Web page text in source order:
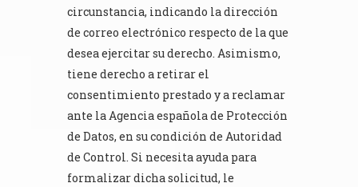
circunstancia, indicando la dirección
de correo electrónico respecto de la que
desea ejercitar su derecho. Asimismo,
tiene derecho a retirar el
consentimiento prestado y a reclamar
ante la Agencia española de Protección
de Datos, en su condición de Autoridad
de Control. Si necesita ayuda para
formalizar dicha solicitud, le